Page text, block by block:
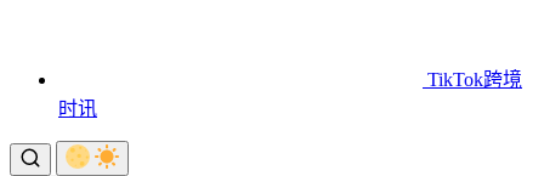
TikTok跨境
时讯